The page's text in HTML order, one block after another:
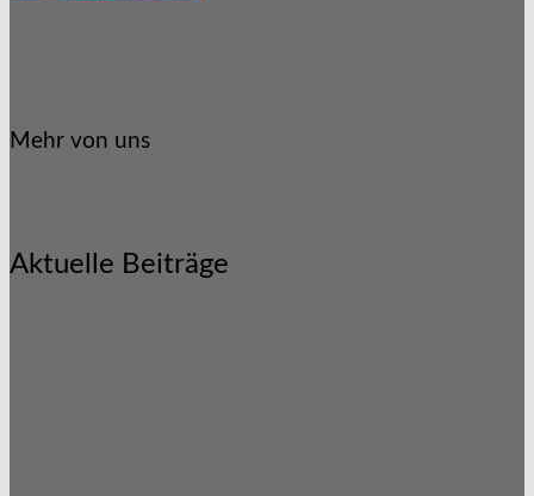
Mehr von uns
Aktuelle Beiträge